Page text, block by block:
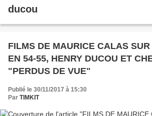
ducou
FILMS DE MAURICE CALAS
EN 54-55, HENRY DUCOU ET
"PERDUS DE VUE"
Publié le 30/11/2017 à 15:30
Par TIMKIT